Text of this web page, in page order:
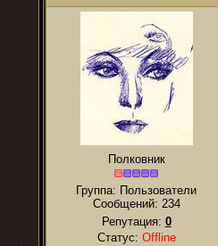
Полковник
Группа: Пользователи
Сообщений: 234
Репутация: 0
Статус: Offline